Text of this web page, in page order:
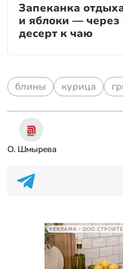
Запеканка
и яблоки —
десерт к чаю
блины курица
О. Шмырева